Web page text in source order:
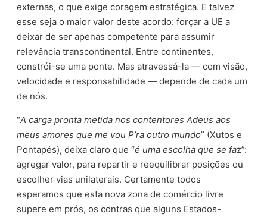
externas, o que exige coragem estratégica. E talvez
esse seja o maior valor deste acordo: forçar a UE a
deixar de ser apenas competente para assumir
relevância transcontinental. Entre continentes,
constrói-se uma ponte. Mas atravessá-la — com visão,
velocidade e responsabilidade — depende de cada um
de nós.
“A carga pronta metida nos contentores Adeus aos
meus amores que me vou P’ra outro mundo” (Xutos e
Pontapés), deixa claro que “é uma escolha que se faz”:
agregar valor, para repartir e reequilibrar posições ou
escolher vias unilaterais. Certamente todos
esperamos que esta nova zona de comércio livre
supere em prós, os contras que alguns Estados-